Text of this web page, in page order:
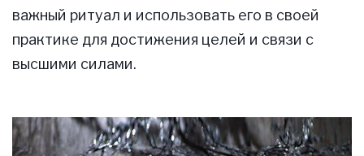
важный ритуал и использовать его в своей
практике для достижения целей и связи с
высшими силами.